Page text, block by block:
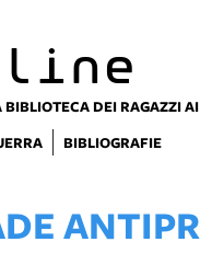
BIBLIOTECA DEI RAGAZZI
BIBLIOGRAFIE